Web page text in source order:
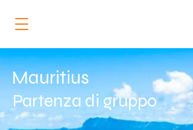
Mauritius
Partenza di gruppo